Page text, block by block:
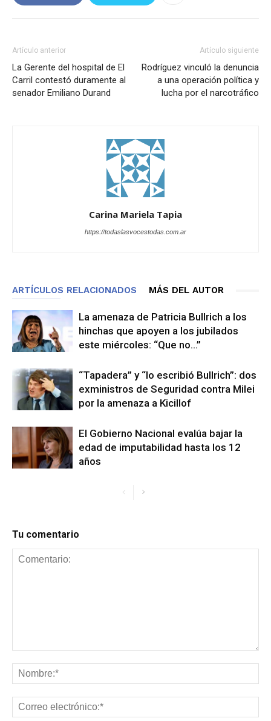
Artículo anterior
La Gerente del hospital de El
Carril contestó duramente al
senador Emiliano Durand
Artículo siguiente
Rodríguez vinculó la denuncia
a una operación política y
lucha por el narcotráfico
Carina Mariela Tapia
https://todaslasvocestodas.com.ar
ARTÍCULOS RELACIONADOS MÁS DEL AUTOR
La amenaza de Patricia Bullrich a los
hinchas que apoyen a los jubilados
este miércoles: “Que no…”
“Tapadera” y “lo escribió Bullrich”: dos
exministros de Seguridad contra Milei
por la amenaza a Kicillof
El Gobierno Nacional evalúa bajar la
edad de imputabilidad hasta los 12
años
Tu comentario